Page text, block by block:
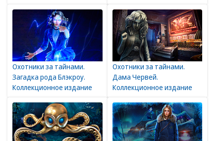
Охотники за тайнами.
Загадка рода Блэкроу.
Коллекционное издание
Охотники за тайнами.
Дама Червей.
Коллекционное издание